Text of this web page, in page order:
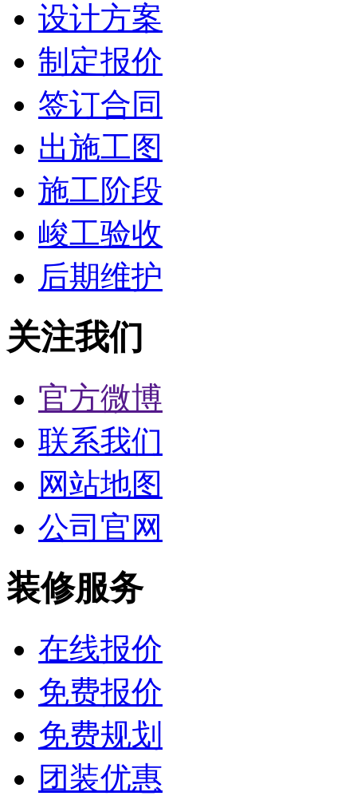
设计方案
制定报价
签订合同
出施工图
施工阶段
峻工验收
后期维护
关注我们
官方微博
联系我们
网站地图
公司官网
装修服务
在线报价
免费报价
免费规划
团装优惠